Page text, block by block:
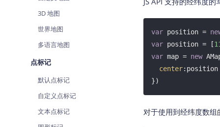
3D 地图
世界地图
多语言地图
点标记
默认点标记
自定义点标记
文本点标记
var position =
var position = [
var map = new
center:position
})
对于使用到经纬度数